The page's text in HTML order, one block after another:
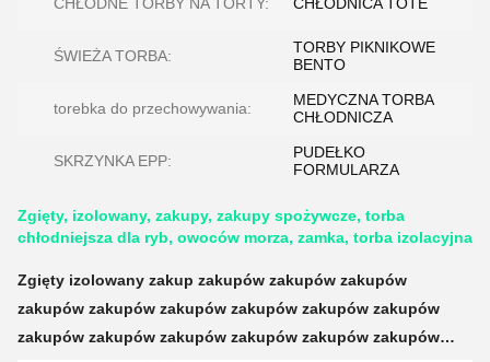
ŚWIEŻA TORBA:
TORBY PIKNIKOWE
BENTO
torebka do przechowywania:
MEDYCZNA TORBA
CHŁODNICZA
SKRZYNKA EPP:
PUDEŁKO
FORMULARZA
Zgięty, izolowany, zakupy, zakupy spożywcze, torba
chłodniejsza dla ryb, owoców morza, zamka, torba izolacyjna
Zgięty izolowany zakup zakupów zakupów zakupów
zakupów zakupów zakupów zakupów zakupów zakupów
zakupów zakupów zakupów zakupów zakupów zakupów